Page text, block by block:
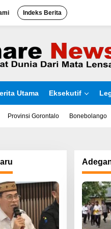
Indeks Berita
Utama Eksekutif
Provinsi Gorontalo Bonebolango